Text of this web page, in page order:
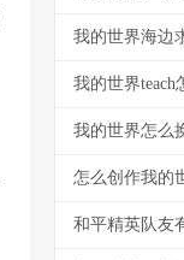
我的世界
我的世界怎么
怎么创作我的